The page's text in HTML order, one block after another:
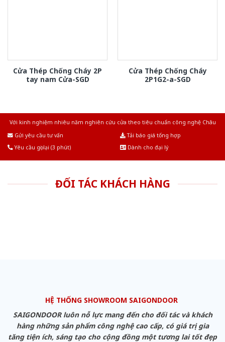
Cửa Thép Chống Cháy 2P
tay nam Cửa-SGD
Cửa Thép Chống Cháy
2P1G2-a-SGD
Với kinh nghiệm nhiêu năm nghiên cứu cửa theo tiêu chuẩn công nghệ Châu
Gửi yêu cầu tư vấn
Tải báo giá tổng hợp
Yêu cầu gọi lại (3 phút)
Dành cho đại lý
ĐỐI TÁC KHÁCH HÀNG
HỆ THỐNG SHOWROOM SAIGONDOOR
SAIGONDOOR luôn nỗ lực mang đến cho đối tác và khách
hàng những sản phẩm công nghệ cao cấp, có giá trị gia
tăng tiện ích, sáng tạo cho cộng đồng một tương lai tốt đẹp